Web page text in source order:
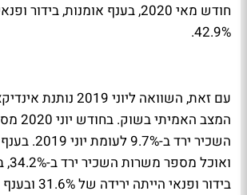
חודש מאי 2020, בענף אומנות,
42.9%.
עם זאת, השוואה ליוני
המצב
השכיר ירד ב-
בידור ופנאי